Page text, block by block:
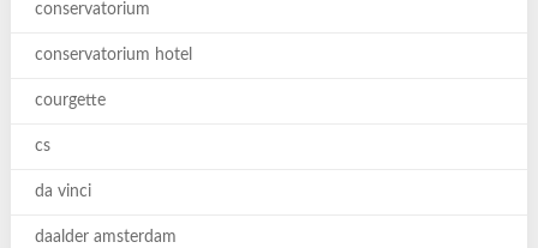
conservatorium
conservatorium hotel
courgette
cs
da vinci
daalder amsterdam